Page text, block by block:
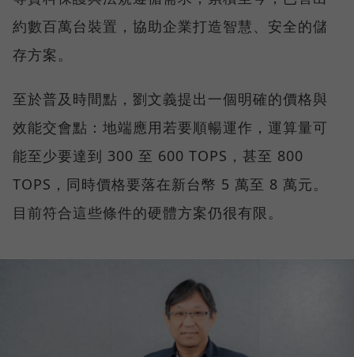
約數百萬台裝置，協助企業打造智慧、安全的儲
存方案。
至於普及時間點，劉文義提出一個明確的價格與
效能交會點：地端應用若要順暢運作，運算量可
能至少要達到 300 至 600 TOPS，甚至 800
TOPS，同時價格要落在新台幣 5 萬至 8 萬元。
目前符合這些條件的硬體方案仍很有限。